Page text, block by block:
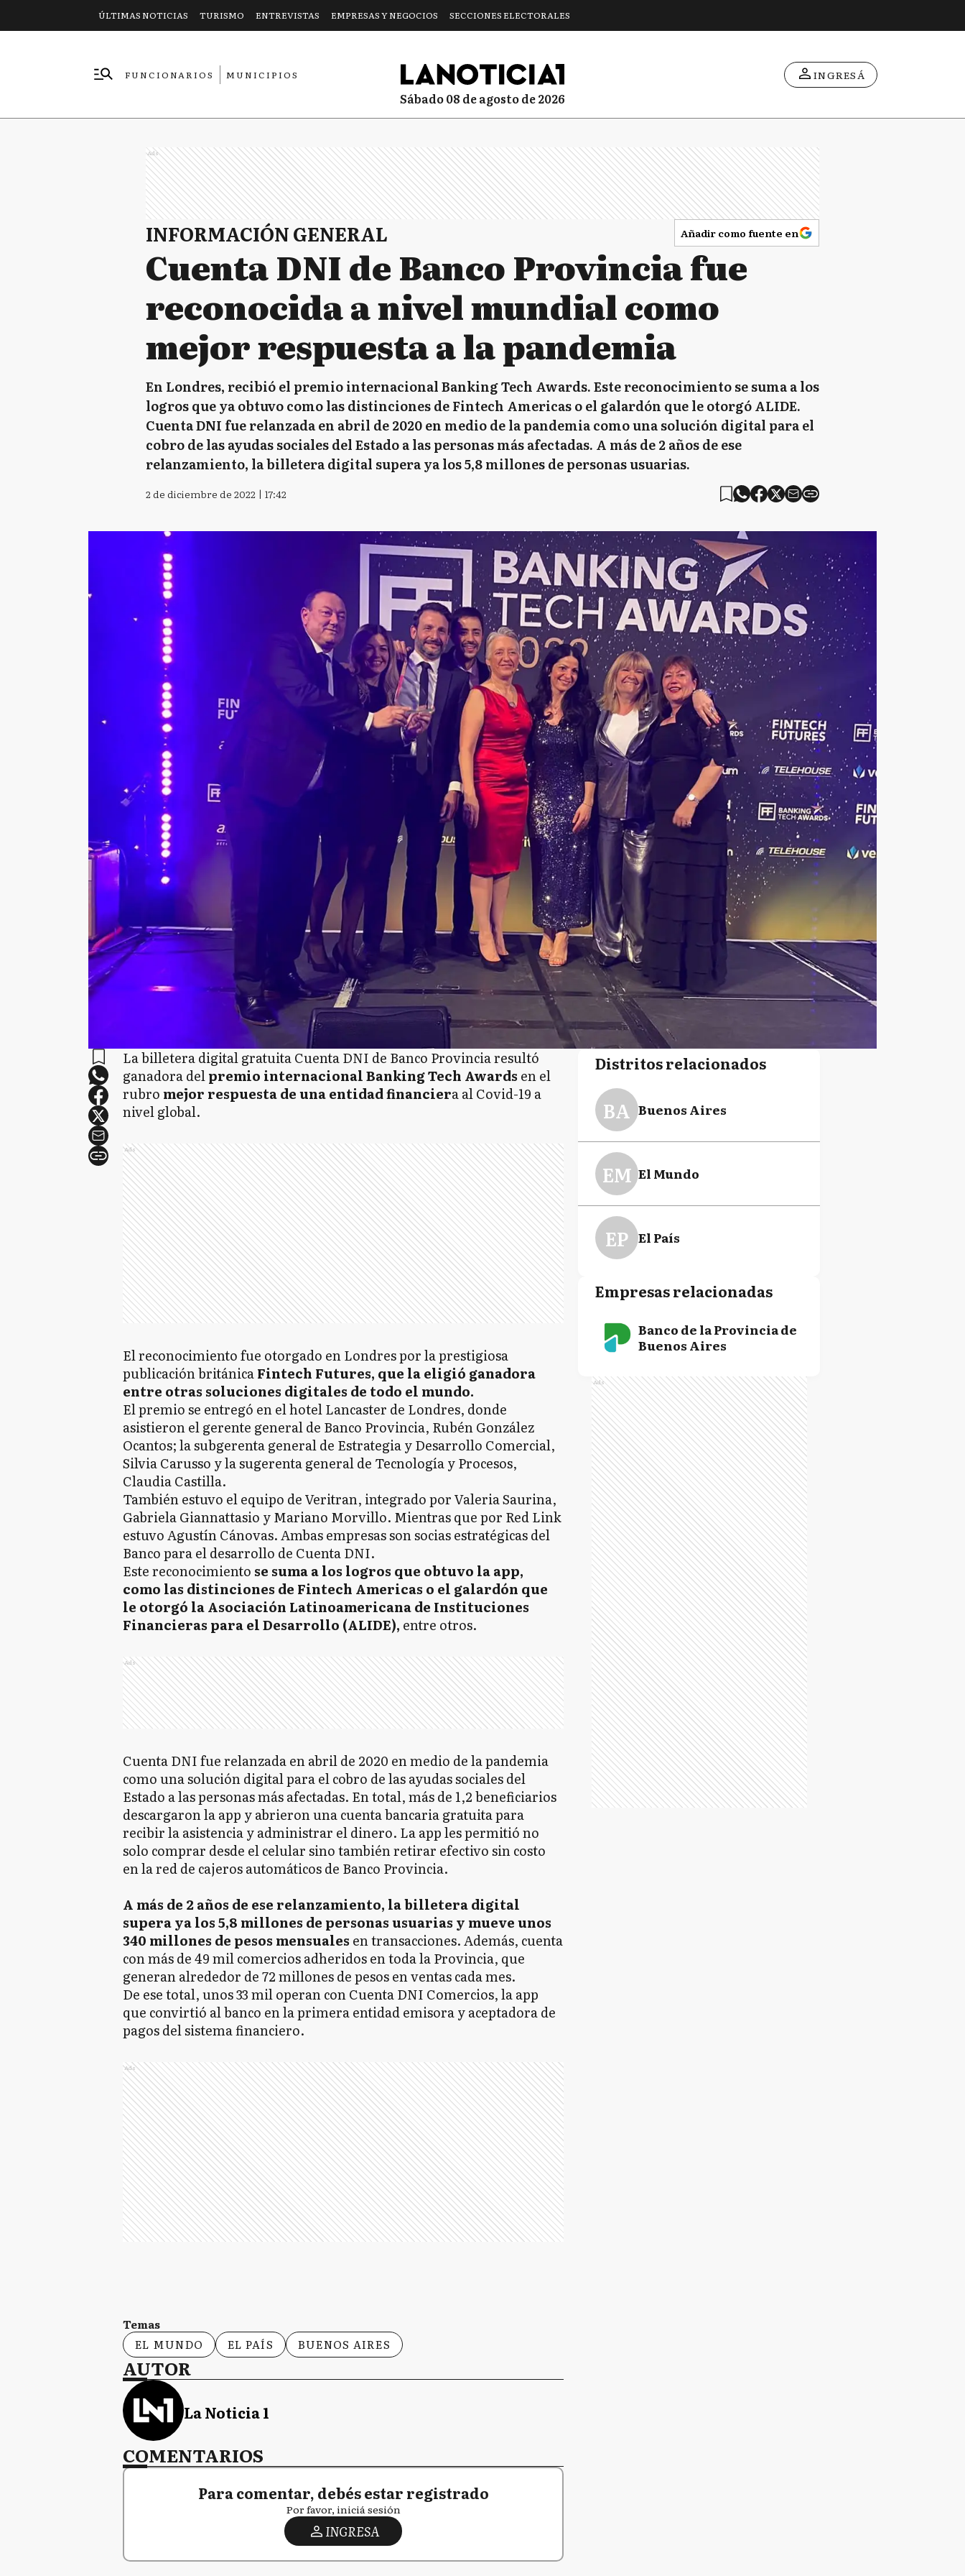
ÚLTIMAS NOTICIAS TURISMO ENTREVISTAS EMPRESAS Y NEGOCIOS SECCIONES ELECTORALES
FUNCIONARIOS
MUNICIPIOS
sábado 08 de agosto de 2026
INGRESÁ
Ads
INFORMACIÓN GENERAL Añadir como fuente en
Cuenta DNI de Banco Provincia fue
reconocida a nivel mundial como
mejor respuesta a la pandemia
En Londres, recibió el premio internacional Banking Tech Awards. Este reconocimiento se suma a los
logros que ya obtuvo como las distinciones de Fintech Americas o el galardón que le otorgó ALIDE.
Cuenta DNI fue relanzada en abril de 2020 en medio de la pandemia como una solución digital para el
cobro de las ayudas sociales del Estado a las personas más afectadas. A más de 2 años de ese
relanzamiento, la billetera digital supera ya los 5,8 millones de personas usuarias.
2 de diciembre de 2022 | 17:42
La billetera digital gratuita Cuenta DNI de Banco Provincia resultó
ganadora delpremio internacional Banking Tech Awards en el
rubro mejor respuesta de una entidad financiera al Covid-19 a
nivel global.
Ads
El reconocimiento fue otorgado en Londres por la prestigiosa
publicación británicaFintech Futures, que la eligió ganadora
entre otras soluciones digitales de todo el mundo.
El premio se entregó en el hotel Lancaster de Londres, donde
asistieron el gerente general de Banco Provincia, Rubén González
Ocantos; la subgerenta general de Estrategia y Desarrollo Comercial,
Silvia Carusso y la sugerenta general de Tecnología y Procesos,
Claudia Castilla.
También estuvo el equipo de Veritran, integrado por Valeria Saurina,
Gabriela Giannattasio y Mariano Morvillo. Mientras que por Red Link
estuvo Agustín Cánovas. Ambas empresas son socias estratégicas del
Banco para el desarrollo de Cuenta DNI.
Este reconocimiento se suma a los logros que obtuvo la app,
como las distinciones de Fintech Americas o el galardón que
le otorgó la Asociación Latinoamericana de Instituciones
Financieras para el Desarrollo (ALIDE), entre otros.
Ads
Cuenta DNI fue relanzada en abril de 2020 en medio de la pandemia
como una solución digital para el cobro de las ayudas sociales del
Estado a las personas más afectadas. En total, más de 1,2 beneficiarios
descargaron la app y abrieron una cuenta bancaria gratuita para
recibir la asistencia y administrar el dinero. La app les permitió no
solo comprar desde el celular sino también retirar efectivo sin costo
en la red de cajeros automáticos de Banco Provincia.
A más de 2 años de ese relanzamiento, la billetera digital
supera ya los 5,8 millones de personas usuarias y mueve unos
340 millones de pesos mensuales en transacciones. Además, cuenta
con más de 49 mil comercios adheridos en toda la Provincia, que
generan alrededor de 72 millones de pesos en ventas cada mes.
De ese total, unos 33 mil operan con Cuenta DNI Comercios, la app
que convirtió al banco en la primera entidad emisora y aceptadora de
pagos del sistema financiero.
Ads
Temas
EL MUNDO
EL PAÍS BUENOS AIRES
AUTOR
La Noticia 1
COMENTARIOS
Para comentar, debés estar registrado
Por favor, iniciá sesión
INGRESA
Distritos relacionados
BA Buenos Aires
EM El Mundo
EP El País
Empresas relacionadas
Banco de la Provincia de
Buenos Aires
Ads